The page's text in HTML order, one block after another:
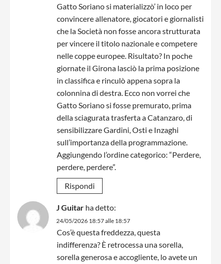
Gatto Soriano si materializzò’ in loco per
convincere allenatore, giocatori e giornalisti
che la Società non fosse ancora strutturata
per vincere il titolo nazionale e competere
nelle coppe europee. Risultato? In poche
giornate il Girona lasciò la prima posizione
in classifica e rinculò appena sopra la
colonnina di destra. Ecco non vorrei che
Gatto Soriano si fosse premurato, prima
della sciagurata trasferta a Catanzaro, di
sensibilizzare Gardini, Osti e Inzaghi
sull’importanza della programmazione.
Aggiungendo l’ordine categorico: “Perdere,
perdere, perdere”.
Rispondi
J Guitar ha detto:
24/05/2026 18:57 alle 18:57
Cos’è questa freddezza, questa
indifferenza? È retrocessa una sorella,
sorella generosa e accogliente, lo avete un